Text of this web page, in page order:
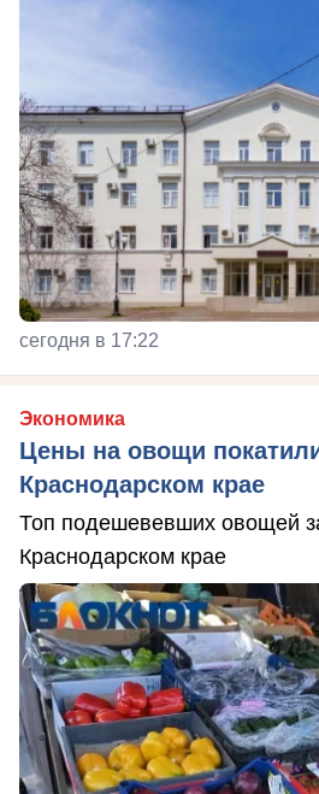
сегодня в 17:22
Экономика
Цены на овощи
Краснодарском крае
Топ подешевевших овощей
Краснодарском крае